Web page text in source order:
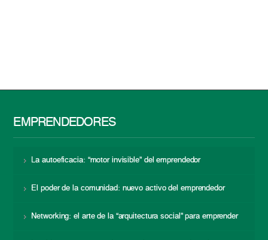
EMPRENDEDORES
La autoeficacia: “motor invisible” del emprendedor
El poder de la comunidad: nuevo activo del emprendedor
Networking: el arte de la “arquitectura social” para emprender